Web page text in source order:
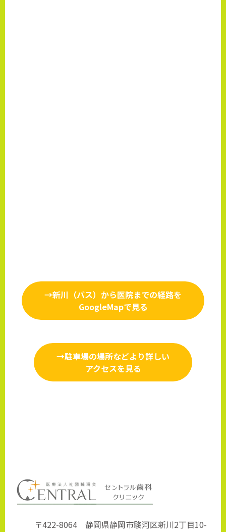
→新川（バス）から医院までの経路を
GoogleMapで見る
→駐車場の場所などより詳しい
アクセスを見る
〒422-8064 静岡県静岡市駿河区新川2丁目10-